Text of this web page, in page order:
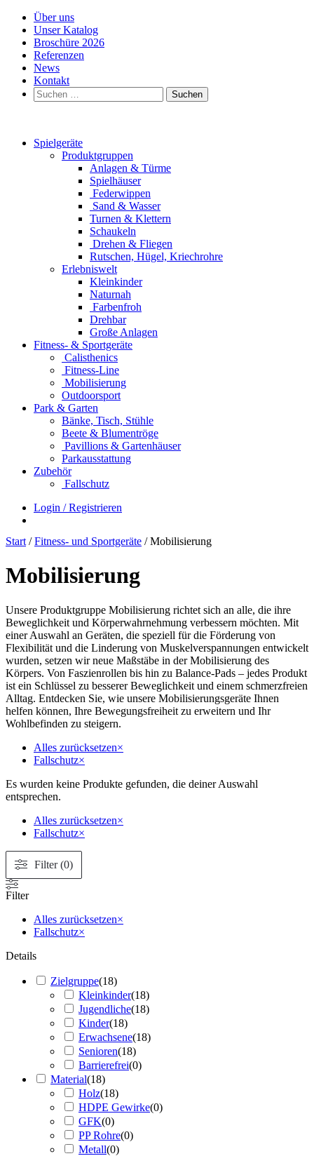
Über uns
Unser Katalog
Broschüre 2026
Referenzen
News
Kontakt
Suchen
nach:
Spielgeräte
Produktgruppen
Anlagen & Türme
Spielhäuser
Federwippen
Sand & Wasser
Turnen & Klettern
Schaukeln
Drehen & Fliegen
Rutschen, Hügel, Kriechrohre
Erlebniswelt
Kleinkinder
Naturnah
Farbenfroh
Drehbar
Große Anlagen
Fitness- & Sportgeräte
Calisthenics
Fitness-Line
Mobilisierung
Outdoorsport
Park & Garten
Bänke, Tisch, Stühle
Beete & Blumentröge
Pavillions & Gartenhäuser
Parkausstattung
Zubehör
Fallschutz
Login / Registrieren
Start /Fitness- und Sportgeräte / Mobilisierung
Mobilisierung
Unsere Produktgruppe Mobilisierung richtet sich an alle, die ihre
Beweglichkeit und Körperwahrnehmung verbessern möchten. Mit
einer Auswahl an Geräten, die speziell für die Förderung von
Flexibilität und die Linderung von Muskelverspannungen entwickelt
wurden, setzen wir neue Maßstäbe in der Mobilisierung des
Körpers. Von Faszienrollen bis hin zu Balance-Pads – jedes Produkt
ist ein Schlüssel zu besserer Beweglichkeit und einem schmerzfreien
Alltag. Entdecken Sie, wie unsere Mobilisierungsgeräte Ihnen
helfen können, Ihre Bewegungsfreiheit zu erweitern und Ihr
Wohlbefinden zu steigern.
Alles zurücksetzen×
Fallschutz×
Es wurden keine Produkte gefunden, die deiner Auswahl
entsprechen.
Alles zurücksetzen×
Fallschutz×
Filter (0)
Filter
Alles zurücksetzen×
Fallschutz×
Details
Zielgruppe(18)
Kleinkinder(18)
Jugendliche(18)
Kinder(18)
Erwachsene(18)
Senioren(18)
Barrierefrei(0)
Material(18)
Holz(18)
HDPE Gewirke(0)
GFK(0)
PP Rohre(0)
Metall(0)